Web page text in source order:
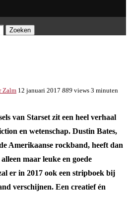
Zoeken
Zalm 12 januari 2017 889 views 3 minuten
van Starset zit een heel verhaal
en wetenschap. Dustin Bates,
Amerikaanse rockband, heeft dan
maar leuke en goede
er in 2017 ook een stripboek bij
verschijnen. Een creatief én